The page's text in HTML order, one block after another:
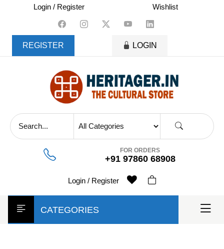
content
Login / Register Wishlist
REGISTER LOGIN
FOR ORDERS
+91 97860 68908
Login / Register
CATEGORIES